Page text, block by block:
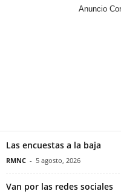
Anuncio
Las encuestas a la baja
RMNC - 5 agosto, 2026
Van por las redes sociales